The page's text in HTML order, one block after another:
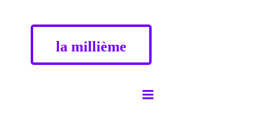
la millième